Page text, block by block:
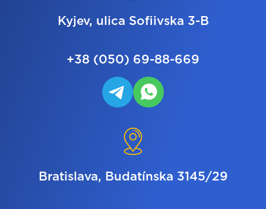
Kyjev, ulica Sofiivska 3-B
+38 (050) 69-88-669
Bratislava, Budatínska 3145/29